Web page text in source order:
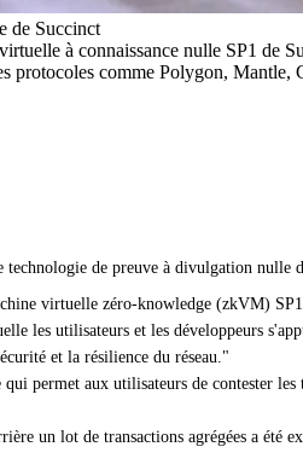
de Succinct
à connaissance nulle SP1 de
protocoles comme Polygon, Mantle,
de preuve à divulgation
virtuelle zéro-knowledge (zkVM)
les utilisateurs et les développeurs
et la résilience du réseau."
aux utilisateurs de contester les
un lot de transactions agrégées a été